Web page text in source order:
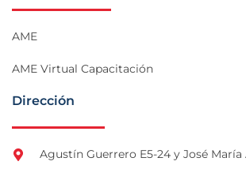
AME
AME Virtual Capacitación
Dirección
Agustín Guerrero E5-24 y José María